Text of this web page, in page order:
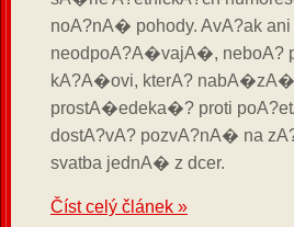
noA?nA� pohody. AvA?ak
neodpoA?A�vajA�, neboA?
kA?A�ovi, kterA?
prostA�edeka�? proti
dostA?vA? pozvA?nA� na
svatba jednA� z dcer.
Číst celý článek »